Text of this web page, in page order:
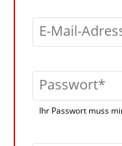
E-Mail-
Passwort
Ihr Passwort muss